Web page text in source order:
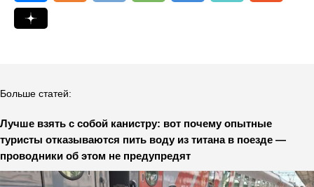
Больше статей:
Лучше взять с собой канистру: вот почему опытные
туристы отказываются пить воду из титана в поезде —
проводники об этом не предупредят